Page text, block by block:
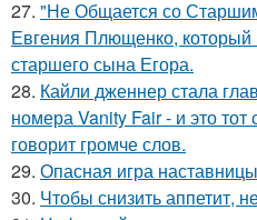
27. "Не Общается со
Евгения Плющенко, который
старшего сына Егора.
28. Кайли дженнер стала
номера Vanity Fair - и это тот
говорит громче слов.
29. Опасная игра
30. Чтобы снизить аппетит,